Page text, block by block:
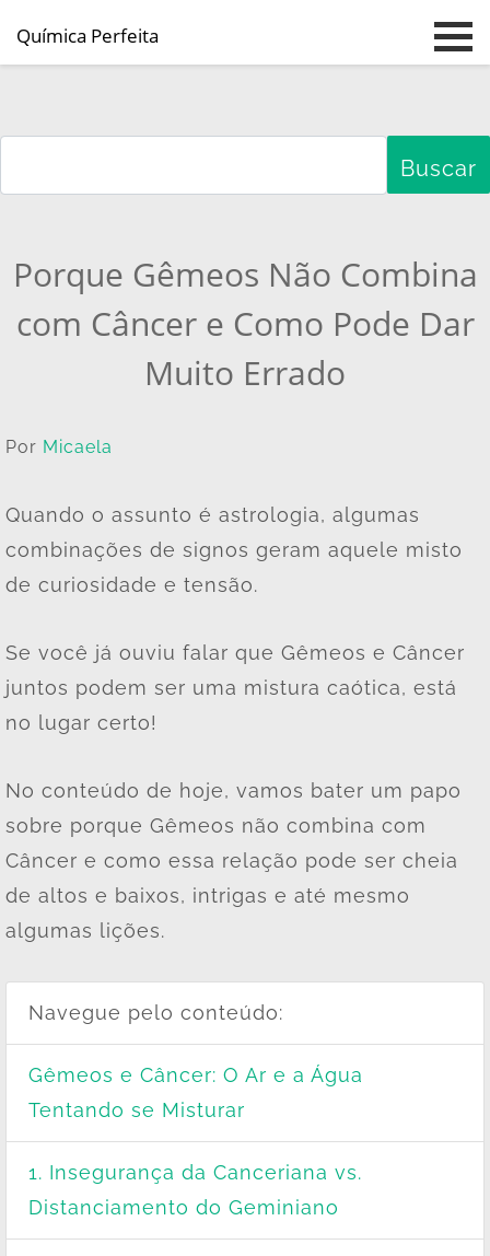
Pular para o conteúdo principal
Química Perfeita
Porque Gêmeos Não Combina
com Câncer e Como Pode Dar
Muito Errado
Por Micaela
Quando o assunto é astrologia, algumas
combinações de signos geram aquele misto
de curiosidade e tensão.
Se você já ouviu falar que Gêmeos e Câncer
juntos podem ser uma mistura caótica, está
no lugar certo!
No conteúdo de hoje, vamos bater um papo
sobre porque Gêmeos não combina com
Câncer e como essa relação pode ser cheia
de altos e baixos, intrigas e até mesmo
algumas lições.
Navegue pelo conteúdo:
Gêmeos e Câncer: O Ar e a Água
Tentando se Misturar
1. Insegurança da Canceriana vs.
Distanciamento do Geminiano